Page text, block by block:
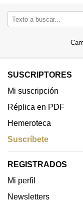
SUSCRIPTORES
Mi suscripción
Réplica en PDF
Hemeroteca
Suscríbete
REGISTRADOS
Mi perfil
Newsletters